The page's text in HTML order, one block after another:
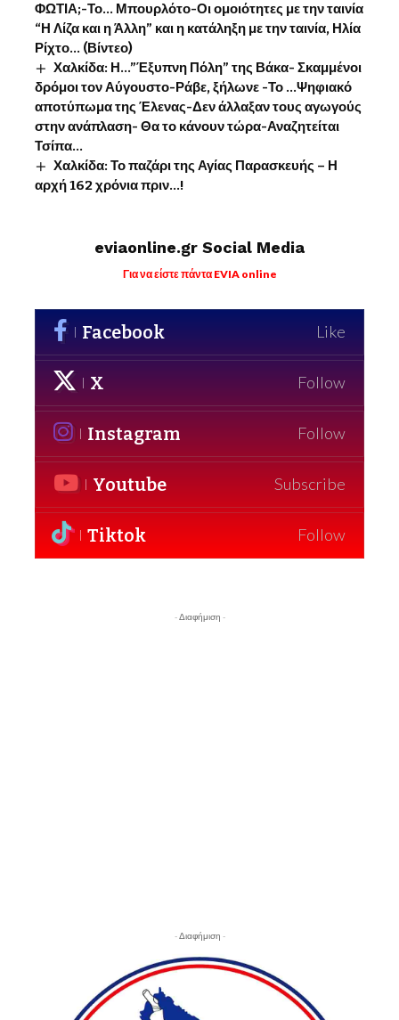
ΦΩΤΙΑ;-Το… Μπουρλότο-Οι ομοιότητες με την ταινία
“Η Λίζα και η Άλλη” και η κατάληξη με την ταινία, Ηλία
Ρίχτο… (Βίντεο)
Χαλκίδα: Η…”Έξυπνη Πόλη” της Βάκα- Σκαμμένοι
δρόμοι τον Αύγουστο-Ράβε, ξήλωνε -Το …Ψηφιακό
αποτύπωμα της Έλενας-Δεν άλλαξαν τους αγωγούς
στην ανάπλαση- Θα το κάνουν τώρα-Αναζητείται
Τσίπα…
Χαλκίδα: Το παζάρι της Αγίας Παρασκευής – Η
αρχή 162 χρόνια πριν…!
eviaonline.gr Social Media
Για να είστε πάντα EVIA online
Facebook Like
X Follow
Instagram Follow
Youtube Subscribe
Tiktok Follow
- Διαφήμιση -
- Διαφήμιση -